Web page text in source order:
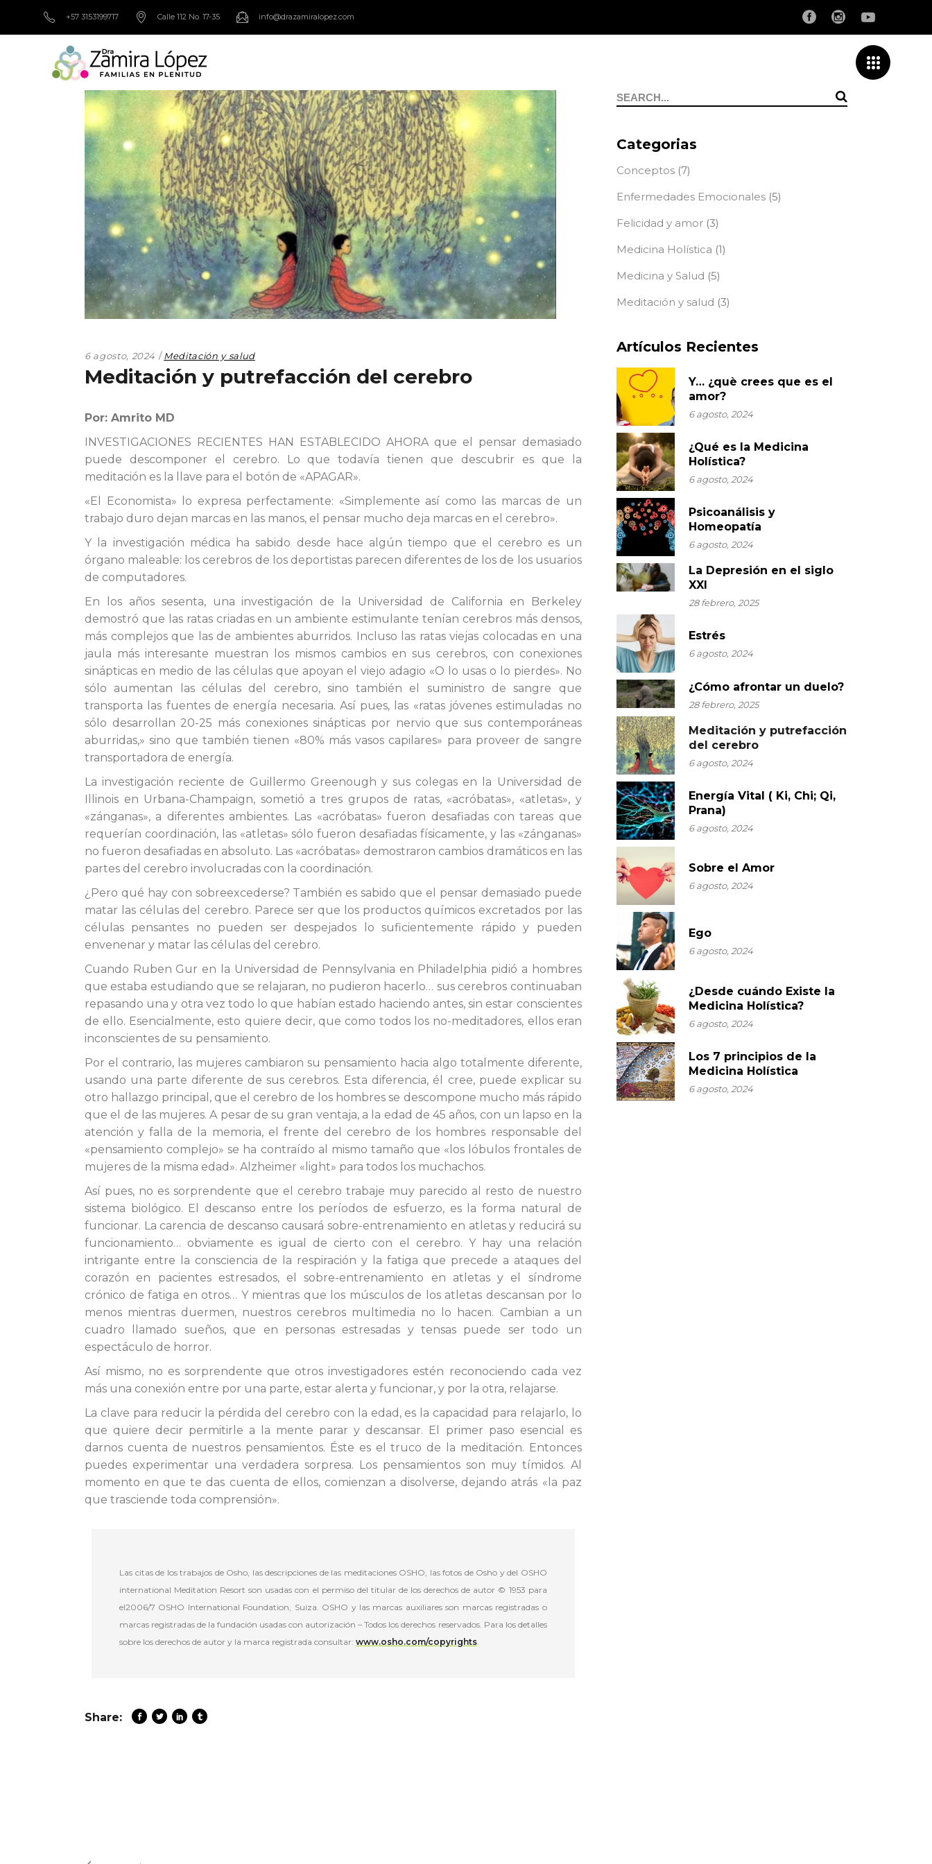
+57 3153199717 Calle 112 No. 17-35 info@drazamiralopez.com
6 agosto, 2024 Meditación y salud
Meditación y putrefacción del cerebro
Por: Amrito MD
INVESTIGACIONES RECIENTES HAN ESTABLECIDO AHORA que el pensar demasiado
puede descomponer el cerebro. Lo que todavía tienen que descubrir es que la
meditación es la llave para el botón de «APAGAR».
«El Economista» lo expresa perfectamente: «Simplemente así como las marcas de un
trabajo duro dejan marcas en las manos, el pensar mucho deja marcas en el cerebro».
Y la investigación médica ha sabido desde hace algún tiempo que el cerebro es un
órgano maleable: los cerebros de los deportistas parecen diferentes de los de los usuarios
de computadores.
En los años sesenta, una investigación de la Universidad de California en Berkeley
demostró que las ratas criadas en un ambiente estimulante tenían cerebros más densos,
más complejos que las de ambientes aburridos. Incluso las ratas viejas colocadas en una
jaula más interesante muestran los mismos cambios en sus cerebros, con conexiones
sinápticas en medio de las células que apoyan el viejo adagio «O lo usas o lo pierdes». No
sólo aumentan las células del cerebro, sino también el suministro de sangre que
transporta las fuentes de energía necesaria. Así pues, las «ratas jóvenes estimuladas no
sólo desarrollan 20-25 más conexiones sinápticas por nervio que sus contemporáneas
aburridas,» sino que también tienen «80% más vasos capilares» para proveer de sangre
transportadora de energía.
La investigación reciente de Guillermo Greenough y sus colegas en la Universidad de
Illinois en Urbana-Champaign, sometió a tres grupos de ratas, «acróbatas», «atletas», y
«zánganas», a diferentes ambientes. Las «acróbatas» fueron desafiadas con tareas que
requerían coordinación, las «atletas» sólo fueron desafiadas físicamente, y las «zánganas»
no fueron desafiadas en absoluto. Las «acróbatas» demostraron cambios dramáticos en las
partes del cerebro involucradas con la coordinación.
¿Pero qué hay con sobreexcederse? También es sabido que el pensar demasiado puede
matar las células del cerebro. Parece ser que los productos químicos excretados por las
células pensantes no pueden ser despejados lo suficientemente rápido y pueden
envenenar y matar las células del cerebro.
Cuando Ruben Gur en la Universidad de Pennsylvania en Philadelphia pidió a hombres
que estaba estudiando que se relajaran, no pudieron hacerlo… sus cerebros continuaban
repasando una y otra vez todo lo que habían estado haciendo antes, sin estar conscientes
de ello. Esencialmente, esto quiere decir, que como todos los no-meditadores, ellos eran
inconscientes de su pensamiento.
Por el contrario, las mujeres cambiaron su pensamiento hacia algo totalmente diferente,
usando una parte diferente de sus cerebros. Esta diferencia, él cree, puede explicar su
otro hallazgo principal, que el cerebro de los hombres se descompone mucho más rápido
que el de las mujeres. A pesar de su gran ventaja, a la edad de 45 años, con un lapso en la
atención y falla de la memoria, el frente del cerebro de los hombres responsable del
«pensamiento complejo» se ha contraído al mismo tamaño que «los lóbulos frontales de
mujeres de la misma edad». Alzheimer «light» para todos los muchachos.
Así pues, no es sorprendente que el cerebro trabaje muy parecido al resto de nuestro
sistema biológico. El descanso entre los períodos de esfuerzo, es la forma natural de
funcionar. La carencia de descanso causará sobre-entrenamiento en atletas y reducirá su
funcionamiento… obviamente es igual de cierto con el cerebro. Y hay una relación
intrigante entre la consciencia de la respiración y la fatiga que precede a ataques del
corazón en pacientes estresados, el sobre-entrenamiento en atletas y el síndrome
crónico de fatiga en otros… Y mientras que los músculos de los atletas descansan por lo
menos mientras duermen, nuestros cerebros multimedia no lo hacen. Cambian a un
cuadro llamado sueños, que en personas estresadas y tensas puede ser todo un
espectáculo de horror.
Así mismo, no es sorprendente que otros investigadores estén reconociendo cada vez
más una conexión entre por una parte, estar alerta y funcionar, y por la otra, relajarse.
La clave para reducir la pérdida del cerebro con la edad, es la capacidad para relajarlo, lo
que quiere decir permitirle a la mente parar y descansar. El primer paso esencial es
darnos cuenta de nuestros pensamientos. Éste es el truco de la meditación. Entonces
puedes experimentar una verdadera sorpresa. Los pensamientos son muy tímidos. Al
momento en que te das cuenta de ellos, comienzan a disolverse, dejando atrás «la paz
que trasciende toda comprensión».
Las citas de los trabajos de Osho, las descripciones de las meditaciones OSHO, las fotos de Osho y del OSHO
international Meditation Resort son usadas con el permiso del titular de los derechos de autor © 1953 para
el2006/7 OSHO International Foundation, Suiza. OSHO y las marcas auxiliares son marcas registradas o
marcas registradas de la fundación usadas con autorización – Todos los derechos reservados. Para los detalles
sobre los derechos de autor y la marca registrada consultar: www.osho.com/copyrights.
Share:
Search
Categorias
Conceptos(7)
Enfermedades Emocionales(5)
Felicidad y amor(3)
Medicina Holística (1)
Medicina y Salud (5)
Meditación y salud (3)
Artículos Recientes
Y… ¿què crees que es el
amor?
6 agosto, 2024
¿Qué es la Medicina
Holística?
6 agosto, 2024
Psicoanálisis y
Homeopatía
6 agosto, 2024
La Depresión en el siglo
XXI
28 febrero, 2025
Estrés
6 agosto, 2024
¿Cómo afrontar un duelo?
28 febrero, 2025
Meditación y putrefacción
del cerebro
6 agosto, 2024
Energía Vital ( Ki, Chi; Qi,
Prana)
6 agosto, 2024
Sobre el Amor
6 agosto, 2024
Ego
6 agosto, 2024
¿Desde cuándo Existe la
Medicina Holística?
6 agosto, 2024
Los 7 principios de la
Medicina Holística
6 agosto, 2024